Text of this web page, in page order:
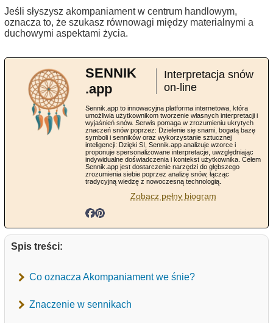
Jeśli słyszysz akompaniament w centrum handlowym,
oznacza to, że szukasz równowagi między materialnymi a
duchowymi aspektami życia.
SENNIK
.app
Interpretacja snów
on-line
Sennik.app to innowacyjna platforma internetowa, która
umożliwia użytkownikom tworzenie własnych interpretacji i
wyjaśnień snów. Serwis pomaga w zrozumieniu ukrytych
znaczeń snów poprzez: Dzielenie się snami, bogatą bazę
symboli i senników oraz wykorzystanie sztucznej
inteligencji: Dzięki SI, Sennik.app analizuje wzorce i
proponuje spersonalizowane interpretacje, uwzględniając
indywidualne doświadczenia i kontekst użytkownika. Celem
Sennik.app jest dostarczenie narzędzi do głębszego
zrozumienia siebie poprzez analizę snów, łącząc
tradycyjną wiedzę z nowoczesną technologią.
Zobacz pełny biogram
Spis treści:
Co oznacza Akompaniament we śnie?
Znaczenie w sennikach